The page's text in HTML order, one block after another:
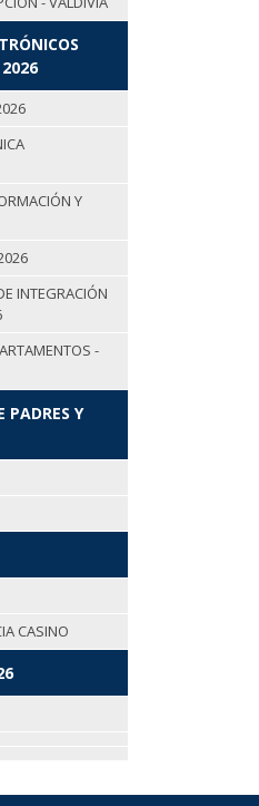
Y
INTEGRACIÓN
-
PADRES Y
CASINO